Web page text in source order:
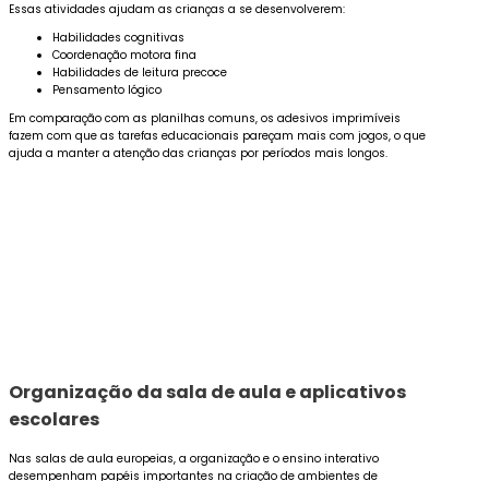
Essas atividades ajudam as crianças a se desenvolverem:
Habilidades cognitivas
Coordenação motora fina
Habilidades de leitura precoce
Pensamento lógico
Em comparação com as planilhas comuns, os adesivos imprimíveis
fazem com que as tarefas educacionais pareçam mais com jogos, o que
ajuda a manter a atenção das crianças por períodos mais longos.
Organização da sala de aula e aplicativos
escolares
Nas salas de aula europeias, a organização e o ensino interativo
desempenham papéis importantes na criação de ambientes de